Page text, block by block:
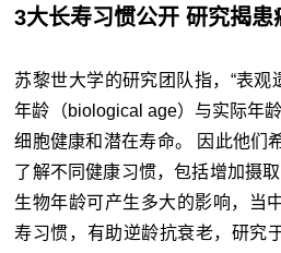
3大长寿习惯公开 研究揭患
苏黎世大学的研究团队指，“表观
年龄（biological age）与实际年
细胞健康和潜在寿命。 因此他们
了解不同健康习惯，包括增加摄
生物年龄可产生多大的影响，当
寿习惯，有助逆龄抗衰老，研究